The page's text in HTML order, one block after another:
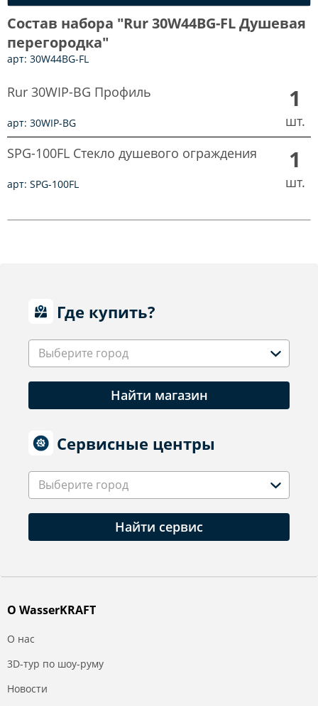
Состав набора "Rur 30W44BG-FL Душевая
перегородка"
арт: 30W44BG-FL
Rur 30WIP-BG Профиль
арт: 30WIP-BG
1
шт.
SPG-100FL Стекло душевого ограждения
арт: SPG-100FL
1
шт.
Где купить?
Выберите город
Найти магазин
Сервисные центры
Выберите город
Найти сервис
О WasserKRAFT
О нас
3D-тур по шоу-руму
Новости